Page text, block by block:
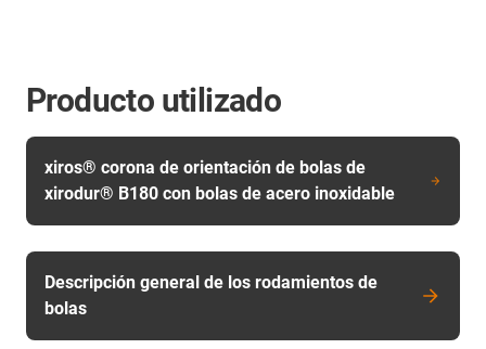
Producto utilizado
xiros® corona de orientación de bolas de
xirodur® B180 con bolas de acero inoxidable
Descripción general de los rodamientos de
bolas